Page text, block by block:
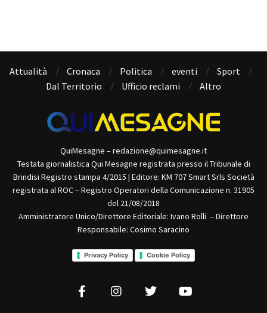
Attualità Cronaca Politica eventi
Sport
Dal Territorio
Ufficio reclami Altro
QuiMesagne – redazione@quimesagne.it
Testata giornalistica Qui Mesagne registrata presso il Tribunale di
Brindisi Registro stampa 4/2015 | Editore: KM 707 Smart Srls Società
registrata al ROC – Registro Operatori della Comunicazione n. 31905
del 21/08/2018
Amministratore Unico/Direttore Editoriale: Ivano Rolli – Direttore
Responsabile: Cosimo Saracino
Privacy Policy Cookie Policy